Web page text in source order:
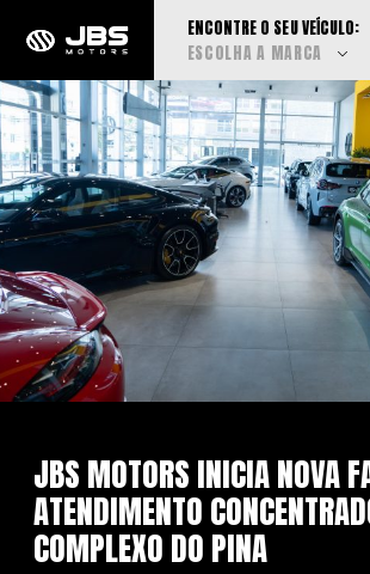
ENCONTRE O SEU VEÍCULO:
ESCOLHA A MARCA
Visualizar todas
Audi
BMW
Can-Am
Caoa Changan
Caoa Chery
JBS MOTORS INICIA NOVA
ATENDIMENTO
COMPLEXO DO PINA